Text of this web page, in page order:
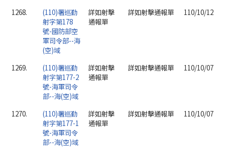
1268.
(110)署巡勤
射字第178
號-國防部空
軍司令部--海
(空)域
詳如射擊
通報單
詳如射擊通報單 110/10/12
1269.
(110)署巡勤
射字第177-2
號-海軍司令
部--海(空)域
詳如射擊
通報單
詳如射擊通報單 110/10/07
1270.
(110)署巡勤
射字第177-1
號-海軍司令
部--海(空)域
詳如射擊
通報單
詳如射擊通報單 110/10/07